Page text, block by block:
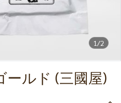
1/2
ルド (三國屋)